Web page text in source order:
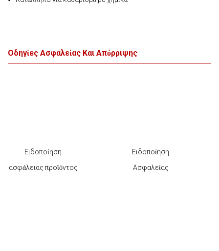
Οδηγίες Ασφαλείας Και Απόρριψης
Ειδοποίηση
ασφάλειας προϊόντος
Ειδοποίηση
Ασφαλείας